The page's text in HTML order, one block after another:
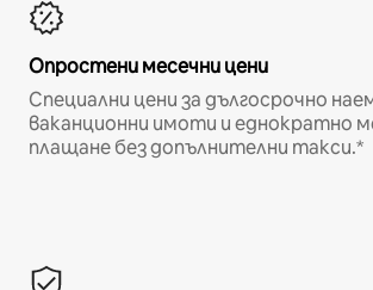
Опростени месечни цени
Специални цени за дългосрочно
ваканционни имоти и еднократно
плащане без допълнителни такси.*